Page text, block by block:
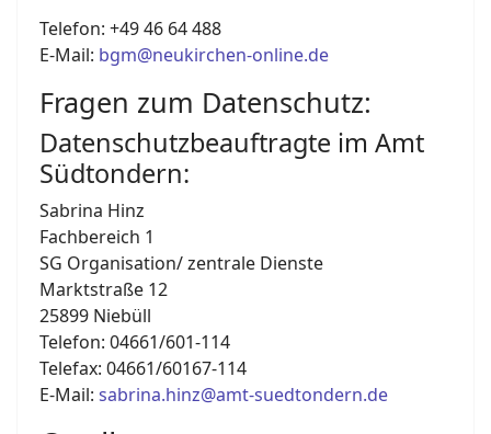
Telefon: +49 46 64 488
E-Mail: bgm@neukirchen-online.de
Fragen zum Datenschutz:
Datenschutzbeauftragte im Amt
Südtondern:
Sabrina Hinz
Fachbereich 1
SG Organisation/ zentrale Dienste
Marktstraße 12
25899 Niebüll
Telefon: 04661/601-114
Telefax: 04661/60167-114
E-Mail: sabrina.hinz@amt-suedtondern.de